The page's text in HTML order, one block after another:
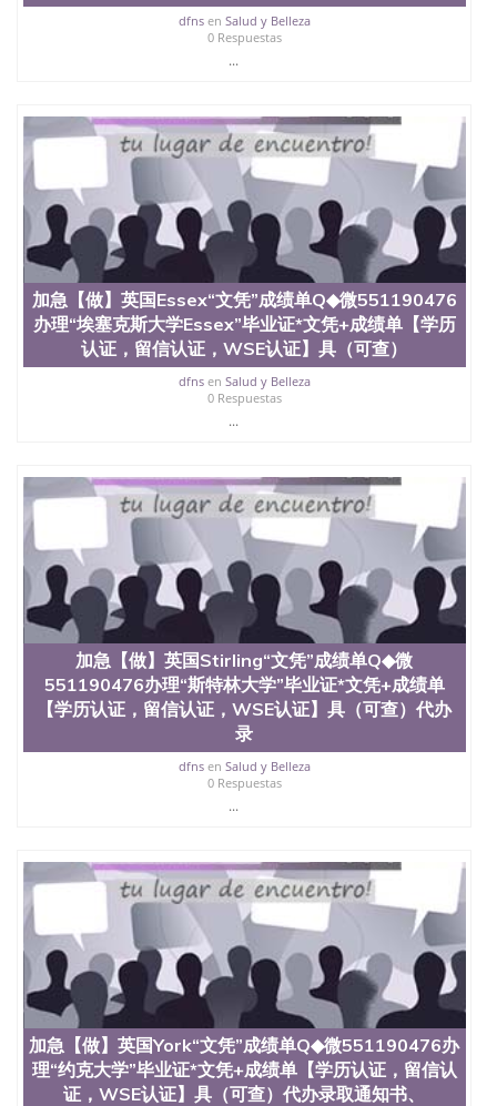
dfnsen Salud y Belleza
0 Respuestas
...
加急【做】英国Essex“文凭”成绩单Q◆微551190476
办理“埃塞克斯大学Essex”毕业证*文凭+成绩单【学历
认证，留信认证，WSE认证】具（可查）
dfnsen Salud y Belleza
0 Respuestas
...
加急【做】英国Stirling“文凭”成绩单Q◆微
551190476办理“斯特林大学”毕业证*文凭+成绩单
【学历认证，留信认证，WSE认证】具（可查）代办
录
dfnsen Salud y Belleza
0 Respuestas
...
加急【做】英国York“文凭”成绩单Q◆微551190476办
理“约克大学”毕业证*文凭+成绩单【学历认证，留信认
证，WSE认证】具（可查）代办录取通知书、